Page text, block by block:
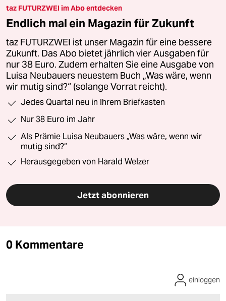
taz FUTURZWEI im Abo entdecken
Endlich mal ein Magazin für Zukunft
taz FUTURZWEI ist unser Magazin für eine bessere
Zukunft. Das Abo bietet jährlich vier Ausgaben für
nur 38 Euro. Zudem erhalten Sie eine Ausgabe von
Luisa Neubauers neuestem Buch „Was wäre, wenn
wir mutig sind?“ (solange Vorrat reicht).
Jedes Quartal neu in Ihrem Briefkasten
Nur 38 Euro im Jahr
Als Prämie Luisa Neubauers „Was wäre, wenn wir
mutig sind?“
Herausgegeben von Harald Welzer
Jetzt abonnieren
0 Kommentare
einloggen